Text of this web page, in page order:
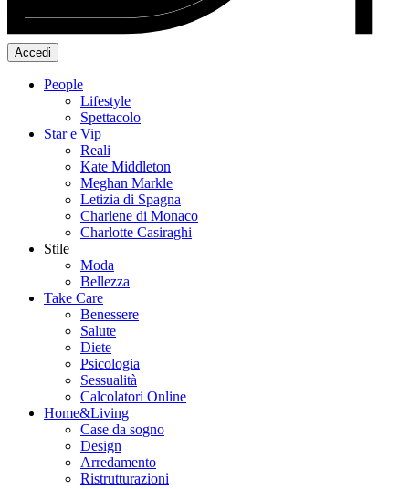
Accedi
People
Lifestyle
Spettacolo
Star e Vip
Reali
Kate Middleton
Meghan Markle
Letizia di Spagna
Charlene di Monaco
Charlotte Casiraghi
Stile
Moda
Bellezza
Take Care
Benessere
Salute
Diete
Psicologia
Sessualità
Calcolatori Online
Home&Living
Case da sogno
Design
Arredamento
Ristrutturazioni